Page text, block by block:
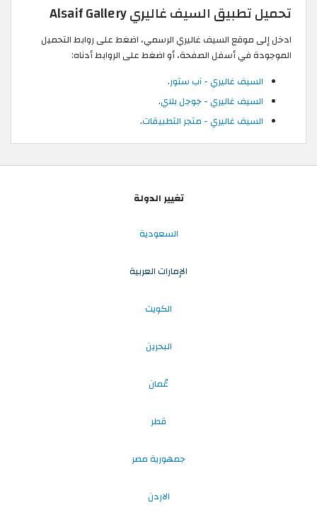
تحميل تطبيق السيف غاليري Alsaif Gallery
ادخل إلى موقع السيف غاليري الرسمي، اضغط على روابط التحميل
الموجودة في أسفل الصفحة، أو اضغط على الروابط أدناه:
السيف غاليري - آب ستور.
السيف غاليري - جوجل بلاي.
السيف غاليري - متجر التطبيقات.
تغيير الدولة
السعودية
الإمارات العربية
الكويت
البحرين
عُمان
قطر
جمهورية مصر
الاردن